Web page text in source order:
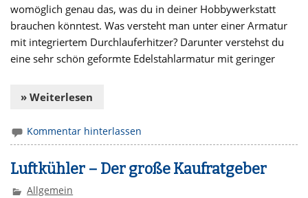
womöglich genau das, was du in deiner Hobbywerkstatt
brauchen könntest. Was versteht man unter einer Armatur
mit integriertem Durchlauferhitzer? Darunter verstehst du
eine sehr schön geformte Edelstahlarmatur mit geringer
» Weiterlesen
Kommentar hinterlassen
Luftkühler – Der große Kaufratgeber
Allgemein